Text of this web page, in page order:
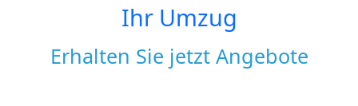
Ihr Umzug
Erhalten Sie jetzt Angebote